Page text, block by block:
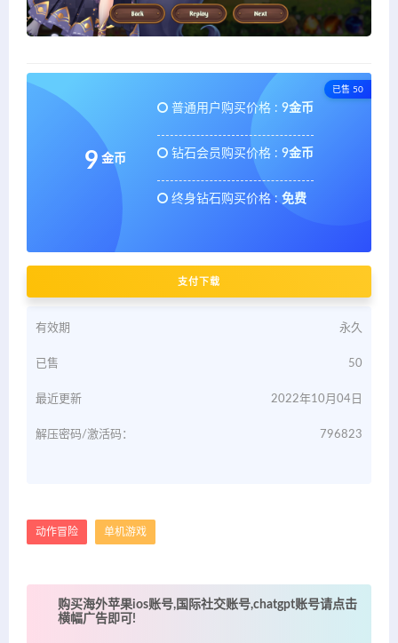
已售 50
9 金币
普通用户购买价格 : 9金币
钻石会员购买价格 : 9金币
终身钻石购买价格 : 免费
支付下载
有效期 永久
已售 50
最近更新 2022年10月04日
解压密码/激活码： 796823
动作冒险 单机游戏
购买海外苹果ios账号,国际社交账号,chatgpt账号请点击
横幅广告即可!